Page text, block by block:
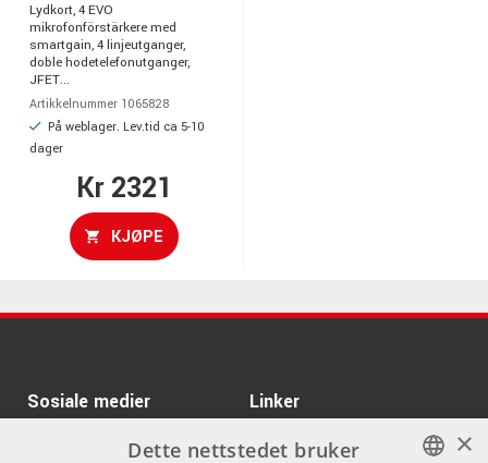
Lydkort, 4 EVO
mikrofonförstärkere med
smartgain, 4 linjeutganger,
doble hodetelefonutganger,
JFET...
Artikkelnummer 1065828
På weblager. Lev.tid ca 5-10
dager
Kr 2321
KJØPE
Sosiale medier Linker
Om Oss ×
Dette nettstedet bruker